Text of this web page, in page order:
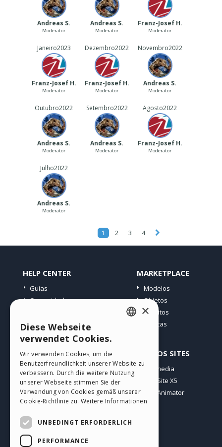
Andreas S.
Moderator
Andreas S.
Moderator
Franz-Josef H.
Moderator
Janeiro2023
Franz-Josef H.
Moderator
Dezembro2022
Franz-Josef H.
Moderator
Novembro2022
Andreas S.
Moderator
Outubro2022
Andreas S.
Moderator
Setembro2022
Andreas S.
Moderator
Agosto2022
Franz-Josef H.
Moderator
Julho2022
Andreas S.
Moderator
1 2 3 4
HELP CENTER
Guias
Comunidade
MARKETPLACE
Modelos
Objetos
Créditos
Ofertas
PERFIL
Meus posts
Minhas licenças
Download
Hospedagem Web
OUTROS SITES
Incomedia
WebSite X5
WebAnimator
GERMAN
SPANISH
PORTUGUESE
×
Diese Webseite
verwendet Cookies.
Wir verwenden Cookies, um die
Benutzerfreundlichkeit unserer Website zu
verbessern. Durch die weitere Nutzung
unserer Webseite stimmen Sie der
Verwendung von Cookies gemäß unserer
Cookie-Richtlinie zu. Weitere Informationen
UNBEDINGT ERFORDERLICH
PERFORMANCE